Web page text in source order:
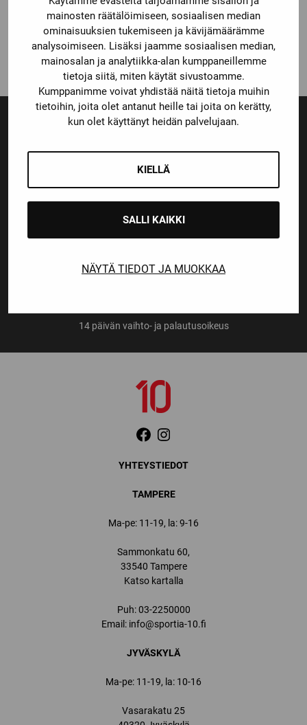
mainosten räätälöimiseen, sosiaalisen median
ominaisuuksien tukemiseen ja kävijämäärämme
analysoimiseen. Lisäksi jaamme sosiaalisen median,
mainosalan ja analytiikka-alan kumppaneillemme
tietoja siitä, miten käytät sivustoamme.
Kumppanimme voivat yhdistää näitä tietoja muihin
tietoihin, joita olet antanut heille tai joita on kerätty,
kun olet käyttänyt heidän palvelujaan.
KIELLÄ
SALLI KAIKKI
NÄYTÄ TIEDOT JA MUOKKAA
Katso kaikki vaihtoehdot
14,90
Ensiluokkainen palvelu Monipuoliset maksutavat
Nopeat toimitusajat
14 päivän vaihto- ja palautusoikeus
YHTEYSTIEDOT
TAMPERE
Ma-pe: 11-19, la: 9-16
Sammonkatu 60,
33540 Tampere
Katso kartalla
Puh:03-2250000
Email: info@sportia-10.fi
JYVÄSKYLÄ
Ma-pe: 11-19, la: 10-16
Vasarakatu 25